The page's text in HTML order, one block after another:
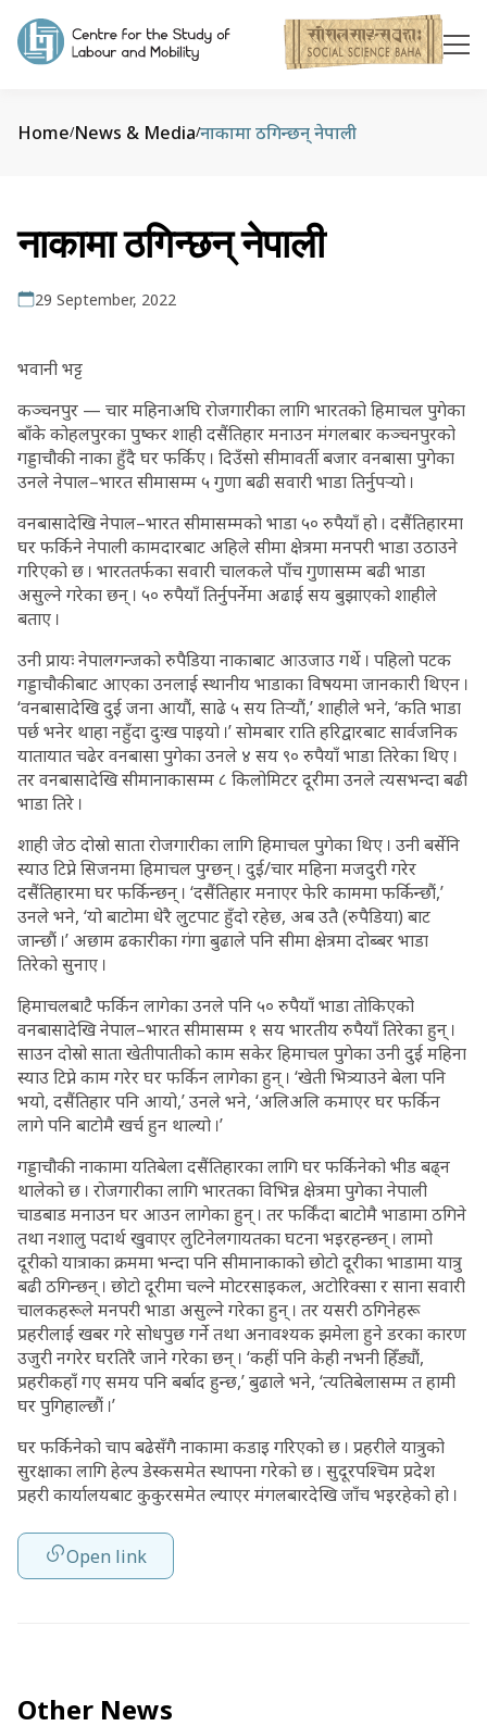
Home/News & Media/नाकामा ठगिन्छन् नेपाली
नाकामा ठगिन्छन् नेपाली
29 September, 2022
भवानी भट्ट
कञ्चनपुर — चार महिनाअघि रोजगारीका लागि भारतको हिमाचल पुगेका
बाँके कोहलपुरका पुष्कर शाही दसैंतिहार मनाउन मंगलबार कञ्चनपुरको
गड्डाचौकी नाका हुँदै घर फर्किए । दिउँसो सीमावर्ती बजार वनबासा पुगेका
उनले नेपाल–भारत सीमासम्म ५ गुणा बढी सवारी भाडा तिर्नुपर्‍यो ।
वनबासादेखि नेपाल–भारत सीमासम्मको भाडा ५० रुपैयाँ हो । दसैंतिहारमा
घर फर्किने नेपाली कामदारबाट अहिले सीमा क्षेत्रमा मनपरी भाडा उठाउने
गरिएको छ । भारततर्फका सवारी चालकले पाँच गुणासम्म बढी भाडा
असुल्ने गरेका छन् । ५० रुपैयाँ तिर्नुपर्नेमा अढाई सय बुझाएको शाहीले
बताए ।
उनी प्रायः नेपालगन्जको रुपैडिया नाकाबाट आउजाउ गर्थे । पहिलो पटक
गड्डाचौकीबाट आएका उनलाई स्थानीय भाडाका विषयमा जानकारी थिएन ।
‘वनबासादेखि दुई जना आयौं, साढे ५ सय तिर्‍यौं,’ शाहीले भने, ‘कति भाडा
पर्छ भनेर थाहा नहुँदा दुःख पाइयो ।’ सोमबार राति हरिद्वारबाट सार्वजनिक
यातायात चढेर वनबासा पुगेका उनले ४ सय ९० रुपैयाँ भाडा तिरेका थिए ।
तर वनबासादेखि सीमानाकासम्म ८ किलोमिटर दूरीमा उनले त्यसभन्दा बढी
भाडा तिरे ।
शाही जेठ दोस्रो साता रोजगारीका लागि हिमाचल पुगेका थिए । उनी बर्सेनि
स्याउ टिप्ने सिजनमा हिमाचल पुग्छन् । दुई/चार महिना मजदुरी गरेर
दसैंतिहारमा घर फर्किन्छन् । ‘दसैंतिहार मनाएर फेरि काममा फर्किन्छौं,’
उनले भने, ‘यो बाटोमा धेरै लुटपाट हुँदो रहेछ, अब उतै (रुपैडिया) बाट
जान्छौं ।’ अछाम ढकारीका गंगा बुढाले पनि सीमा क्षेत्रमा दोब्बर भाडा
तिरेको सुनाए ।
हिमाचलबाटै फर्किन लागेका उनले पनि ५० रुपैयाँ भाडा तोकिएको
वनबासादेखि नेपाल–भारत सीमासम्म १ सय भारतीय रुपैयाँ तिरेका हुन् ।
साउन दोस्रो साता खेतीपातीको काम सकेर हिमाचल पुगेका उनी दुई महिना
स्याउ टिप्ने काम गरेर घर फर्किन लागेका हुन् । ‘खेती भित्र्याउने बेला पनि
भयो, दसैंतिहार पनि आयो,’ उनले भने, ‘अलिअलि कमाएर घर फर्किन
लागे पनि बाटोमै खर्च हुन थाल्यो ।’
गड्डाचौकी नाकामा यतिबेला दसैंतिहारका लागि घर फर्किनेको भीड बढ्न
थालेको छ । रोजगारीका लागि भारतका विभिन्न क्षेत्रमा पुगेका नेपाली
चाडबाड मनाउन घर आउन लागेका हुन् । तर फर्किंदा बाटोमै भाडामा ठगिने
तथा नशालु पदार्थ खुवाएर लुटिनेलगायतका घटना भइरहन्छन् । लामो
दूरीको यात्राका क्रममा भन्दा पनि सीमानाकाको छोटो दूरीका भाडामा यात्रु
बढी ठगिन्छन् । छोटो दूरीमा चल्ने मोटरसाइकल, अटोरिक्सा र साना सवारी
चालकहरूले मनपरी भाडा असुल्ने गरेका हुन् । तर यसरी ठगिनेहरू
प्रहरीलाई खबर गरे सोधपुछ गर्ने तथा अनावश्यक झमेला हुने डरका कारण
उजुरी नगरेर घरतिरै जाने गरेका छन् । ‘कहीं पनि केही नभनी हिँड्यौं,
प्रहरीकहाँ गए समय पनि बर्बाद हुन्छ,’ बुढाले भने, ‘त्यतिबेलासम्म त हामी
घर पुगिहाल्छौं ।’
घर फर्किनेको चाप बढेसँगै नाकामा कडाइ गरिएको छ । प्रहरीले यात्रुको
सुरक्षाका लागि हेल्प डेस्कसमेत स्थापना गरेको छ । सुदूरपश्चिम प्रदेश
प्रहरी कार्यालयबाट कुकुरसमेत ल्याएर मंगलबारदेखि जाँच भइरहेको हो ।
Open link
Other News